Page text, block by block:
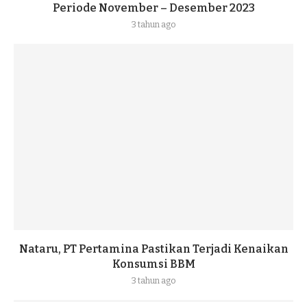
Periode November – Desember 2023
3 tahun ago
Nataru, PT Pertamina Pastikan Terjadi Kenaikan
Konsumsi BBM
3 tahun ago